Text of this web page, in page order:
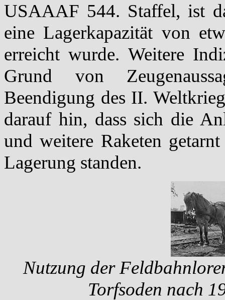
USAAAF 544. Staffel, ist
eine Lagerkapazität von
erreicht wurde. Weitere
Grund von
Beendigung des II.
darauf hin, dass sich die
und weitere Raketen
Lagerung standen.
Nutzung der
Torfsoden nach